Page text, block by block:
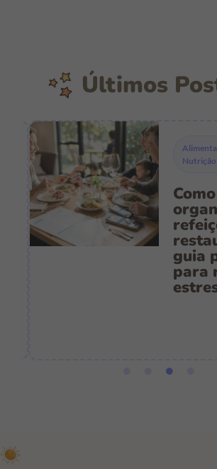
Últimos
Nutrição
Como
guia
para